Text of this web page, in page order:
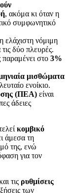
, ακόμα κι όταν η
συμφωνητικό
ελάχιστη νόμιμη
δύο πλευρές.
στο 3%
μισθώματα
ενοίκιο.
(ΠΕΑ) είναι
άδειες
κομβικό
άμεσα τη
της, ενώ
για τον
τις ρυθμίσεις
των